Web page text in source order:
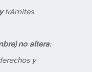
trámites
no altera:
y